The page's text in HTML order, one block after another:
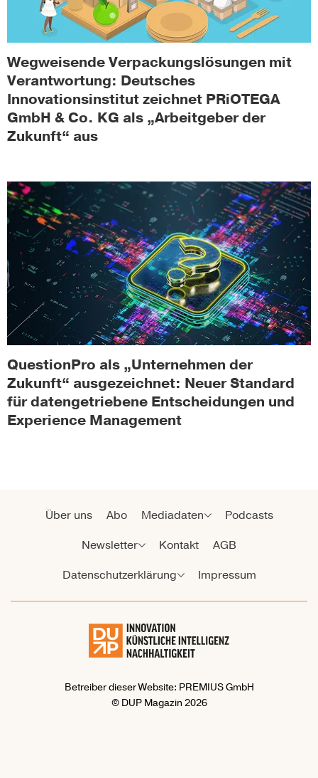
Wegweisende Verpackungslösungen mit
Verantwortung: Deutsches
Innovationsinstitut zeichnet PRiOTEGA
GmbH & Co. KG als „Arbeitgeber der
Zukunft“ aus
QuestionPro als „Unternehmen der
Zukunft“ ausgezeichnet: Neuer Standard
für datengetriebene Entscheidungen und
Experience Management
Über uns Abo Mediadaten
Podcasts
Newsletter
Kontakt
AGB
Datenschutzerklärung
Impressum
Betreiber dieser Website: PREMIUS GmbH
© DUP Magazin 2026